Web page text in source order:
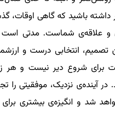
باشید که گاهی اوقات،
علاقه‌ی شماست. مدتی است
انتخابی درست و
برای شروع دیر نیست و هر
در آینده‌ی نزدیک، موفقیتی را
شد و انگیزه‌ی بیشتری برای